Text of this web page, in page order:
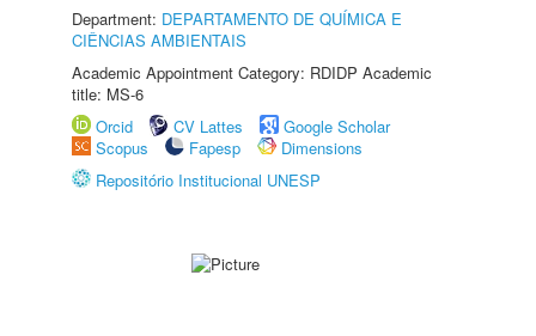
Department: DEPARTAMENTO DE QUÍMICA E
CIÊNCIAS AMBIENTAIS
Academic Appointment Category: RDIDP Academic
title: MS-6
Orcid
CV Lattes
Google Scholar
Scopus
Fapesp
Dimensions
Repositório Institucional UNESP